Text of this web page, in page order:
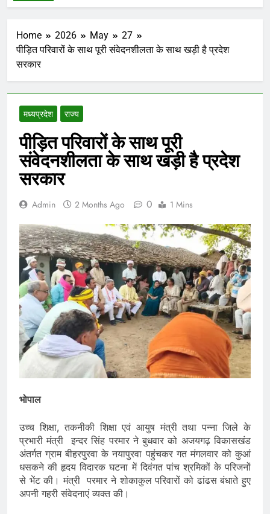
Home 2026 May
27
पीड़ित परिवारों के साथ पूरी संवेदनशीलता के साथ खड़ी है प्रदेश
सरकार
मध्‍यप्रदेश राज्य
पीड़ित परिवारों के साथ पूरी
संवेदनशीलता के साथ खड़ी है प्रदेश
सरकार
Admin 2 Months Ago 0 1 Mins
भोपाल
उच्च शिक्षा, तकनीकी शिक्षा एवं आयुष मंत्री तथा पन्ना जिले के
प्रभारी मंत्री इन्दर सिंह परमार ने बुधवार को अजयगढ़ विकासखंड
अंतर्गत ग्राम बीहरपुरवा के नयापुरवा पहुंचकर गत मंगलवार को कुआं
धसकने की हृदय विदारक घटना में दिवंगत पांच श्रमिकों के परिजनों
से भेंट की। मंत्री परमार ने शोकाकुल परिवारों को ढांढस बंधाते हुए
अपनी गहरी संवेदनाएं व्यक्त की।